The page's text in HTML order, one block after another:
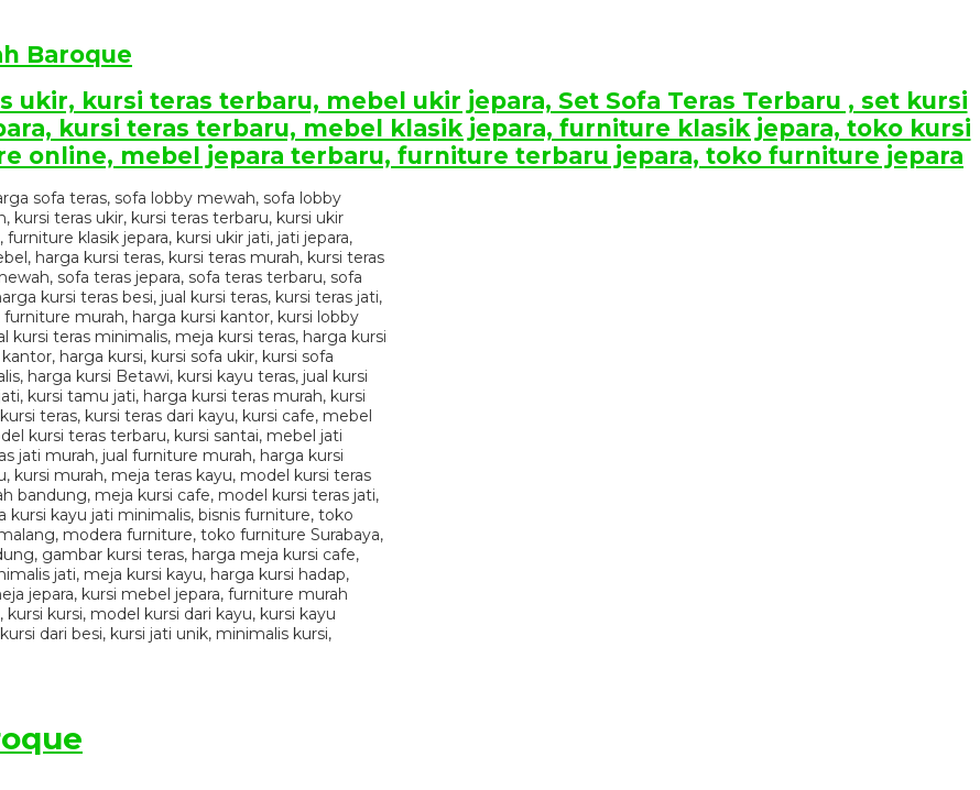
Baroque
ukir, kursi teras terbaru, mebel ukir jepara, Set Sofa Teras Terbaru , set kursi
kursi teras terbaru, mebel klasik jepara, furniture klasik jepara, toko kursi
online, mebel jepara terbaru, furniture terbaru jepara, toko furniture jepara